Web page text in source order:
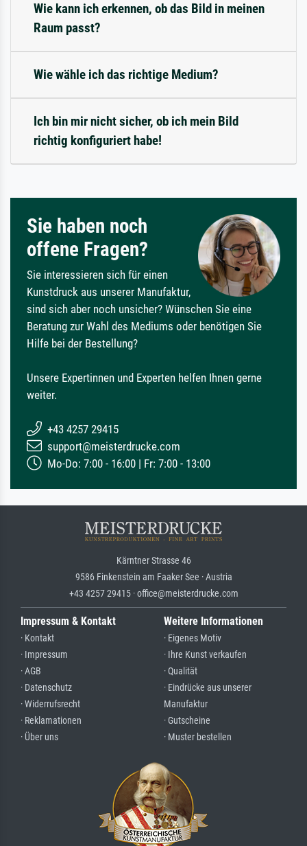
Wie kann ich erkennen, ob das Bild in meinen
Raum passt?
Wie wähle ich das richtige Medium?
Ich bin mir nicht sicher, ob ich mein Bild
richtig konfiguriert habe!
Sie haben noch
offene Fragen?
Sie interessieren sich für einen
Kunstdruck aus unserer Manufaktur,
sind sich aber noch unsicher? Wünschen Sie eine
Beratung zur Wahl des Mediums oder benötigen Sie
Hilfe bei der Bestellung?
Unsere Expertinnen und Experten helfen Ihnen gerne
weiter.
+43 4257 29415
support@meisterdrucke.com
Mo-Do: 7:00 - 16:00 | Fr: 7:00 - 13:00
Kärntner Strasse 46
9586 Finkenstein am Faaker See · Austria
+43 4257 29415 · office@meisterdrucke.com
Impressum & Kontakt
· Kontakt
· Impressum
· AGB
· Datenschutz
· Widerrufsrecht
· Reklamationen
· Über uns
Weitere Informationen
· Eigenes Motiv
· Ihre Kunst verkaufen
· Qualität
· Eindrücke aus unserer
Manufaktur
· Gutscheine
· Muster bestellen